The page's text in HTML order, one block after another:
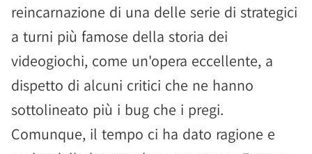
reincarnazione di una delle serie di strategici
a turni più famose della storia dei
videogiochi, come un'opera eccellente, a
dispetto di alcuni critici che ne hanno
sottolineato più i bug che i pregi.
Comunque, il tempo ci ha dato ragione e